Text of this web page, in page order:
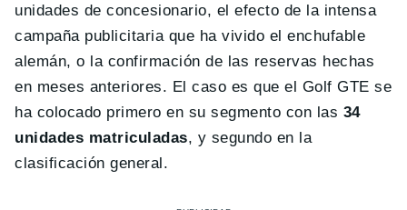
unidades de concesionario, el efecto de la intensa
campaña publicitaria que ha vivido el enchufable
alemán, o la confirmación de las reservas hechas
en meses anteriores. El caso es que el Golf GTE se
ha colocado primero en su segmento con las 34
unidades matriculadas, y segundo en la
clasificación general.